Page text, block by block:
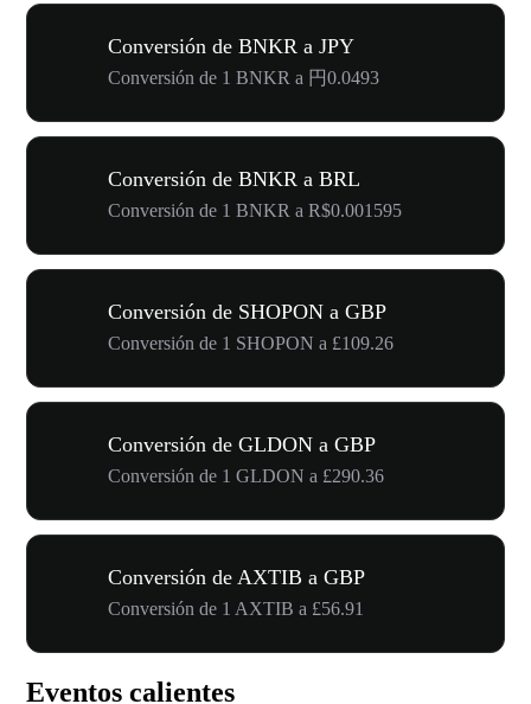
Conversión de BNKR a JPY
Conversión de 1 BNKR a 円0.0493
Conversión de BNKR a BRL
Conversión de 1 BNKR a R$0.001595
Conversión de SHOPON a GBP
Conversión de 1 SHOPON a £109.26
Conversión de GLDON a GBP
Conversión de 1 GLDON a £290.36
Conversión de AXTIB a GBP
Conversión de 1 AXTIB a £56.91
Eventos calientes